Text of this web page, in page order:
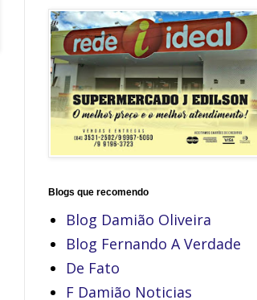
Blogs que recomendo
Blog Damião Oliveira
Blog Fernando A Verdade
De Fato
F Damião Noticias